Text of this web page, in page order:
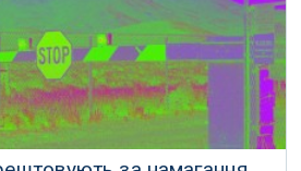
27 Вересня 2019 р.